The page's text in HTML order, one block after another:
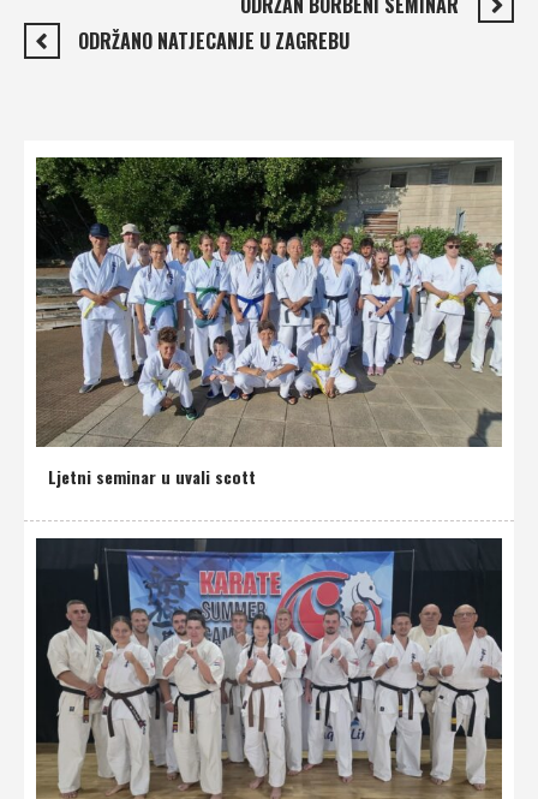
ODRŽANO NATJECANJE U ZAGREBU
Ljetni seminar u uvali scott